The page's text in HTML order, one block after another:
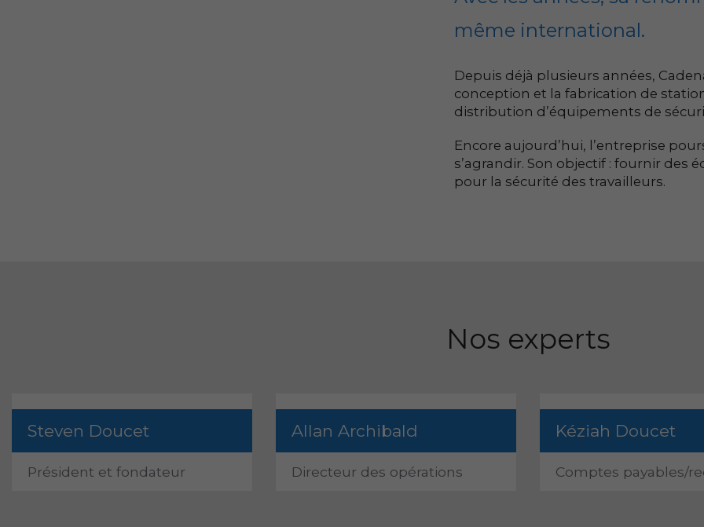
même international.
Depuis déjà plusieurs années,
conception et la fabrication de
distribution d’équipements de
Encore aujourd’hui, l’entreprise
s’agrandir. Son objectif : fournir des
pour la sécurité des travailleurs.
Nos experts
Steven Doucet
Président et fondateur
Allan Archibald
Directeur des opérations
Kéziah Doucet
Comptes payables/